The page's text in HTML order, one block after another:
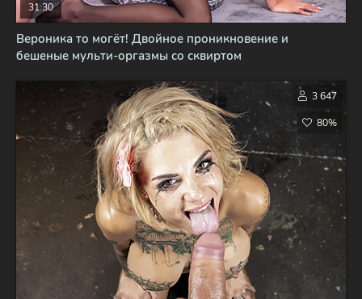
Вероника то могёт! Двойное проникновение и
бешеные мульти-оргазмы со сквиртом
31:30
3 647
80%